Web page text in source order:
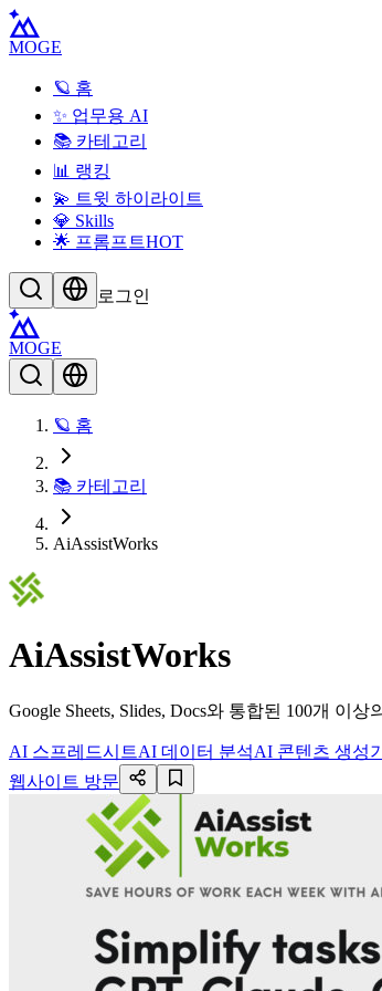
MOGE
🪐 홈
✨ 업무용 AI
📚 카테고리
📊 랭킹
💫 트윗 하이라이트
💎 Skills
🌟 프롬프트HOT
로그인
MOGE
🪐 홈
📚 카테고리
AiAssistWorks
AiAssistWorks
Google Sheets, Slides, Docs와 통합된 100개
AI 스프레드시트AI 데이터 분석AI 콘텐츠 생성기
웹사이트 방문